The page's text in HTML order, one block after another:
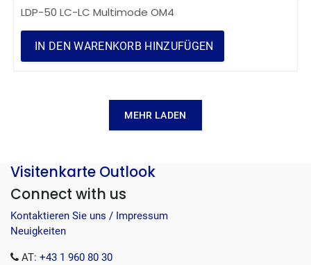
LDP-50 LC-LC Multimode OM4
IN DEN WARENKORB HINZUFÜGEN
MEHR LADEN
Visitenkarte Outlook
Connect with us
Kontaktieren Sie uns / Impressum
Neuigkeiten
AT: +43 1 960 80 30